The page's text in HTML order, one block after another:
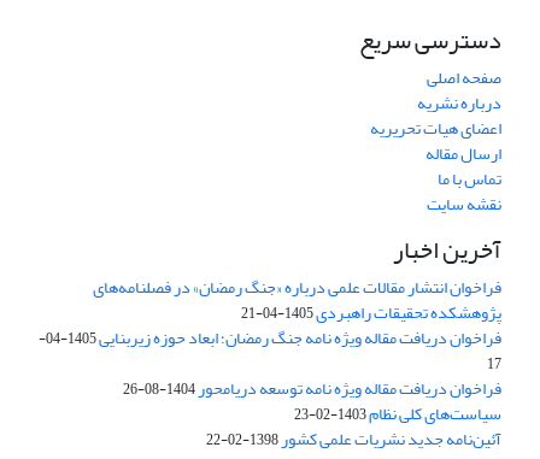
دسترسی سریع
صفحه اصلی
درباره نشریه
اعضای هیات تحریریه
ارسال مقاله
تماس با ما
نقشه سایت
آخرین اخبار
فراخوان انتشار مقالات علمی درباره «جنگ رمضان» در فصلنامه‌های
پژوهشکده تحقیقات راهبردی1405-04-21
فراخوان دریافت مقاله ویژه نامه جنگ رمضان؛ ابعاد حوزه زیربنایی
1405-04-
17
فراخوان دریافت مقاله ویژه نامه توسعه دریامحور1404-08-26
سیاست‌های کلی نظام1403-02-23
آئین‌نامه جدید نشریات علمی کشور1398-02-22